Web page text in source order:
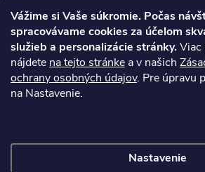
Vážime si Vaše súkromie. Počas
spracovávame cookies za účelom
služieb a personalizácie stránky.Viac
nájdete na tejto stránke a v našich
ochrany osobných údajov. Pre úpravu
na Nastavenie.
Nastavenie
Aktuálne ceny
platné od : 7/8/